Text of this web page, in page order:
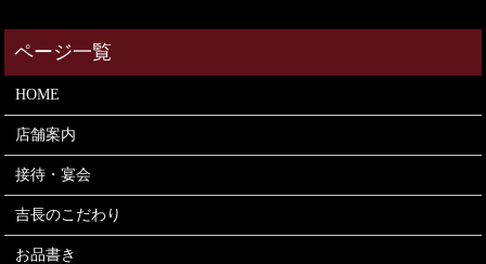
HOME
店舗案内
接待・宴会
吉長のこだわり
お品書き